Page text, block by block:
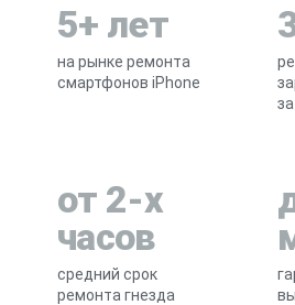
5+ лет
на рынке ремонта
смартфонов iPhone
от 2-х
часов
средний срок
ремонта гнезда